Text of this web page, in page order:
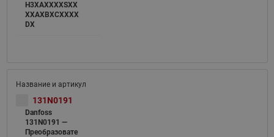
H3XAXXXXSXX
XXAXBXCXXXX
DX
131N0191
Danfoss
131N0191 —
Преобразовате